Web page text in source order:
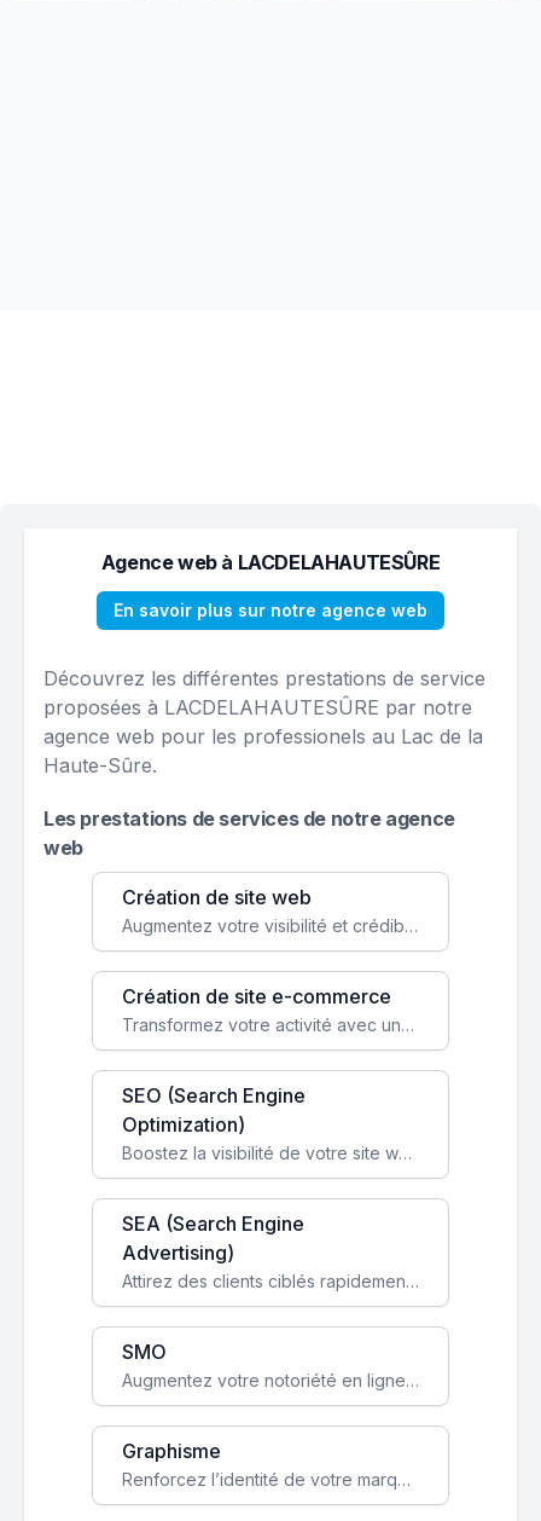
Agence web à LACDELAHAUTESÛRE
En savoir plus sur notre agence web
Découvrez les différentes prestations de service
proposées à LACDELAHAUTESÛRE par notre
agence web pour les professionels au Lac de la
Haute-Sûre.
Les prestations de services de notre agence
web
Création de site web
Augmentez votre visibilité et crédibilité en ligne avec un site web performant, conçu pour attirer plus de clients.
Création de site e-commerce
Transformez votre activité avec une boutique en ligne, accessible à l'échelle mondiale 24/7.
SEO (Search Engine
Optimization)
Boostez la visibilité de votre site web sur Google et attirez du trafic qualifié grâce à nos stratégies SEO.
SEA (Search Engine
Advertising)
Attirez des clients ciblés rapidement avec des campagnes publicitaires payantes optimisées pour vos objectifs.
SMO
Augmentez votre notoriété en ligne et stimulez la croissance de votre entreprise grâce à une stratégie sociale sur mesure.
Graphisme
Renforcez l’identité de votre marque avec un design unique qui capte l’attention et engage vos clients.